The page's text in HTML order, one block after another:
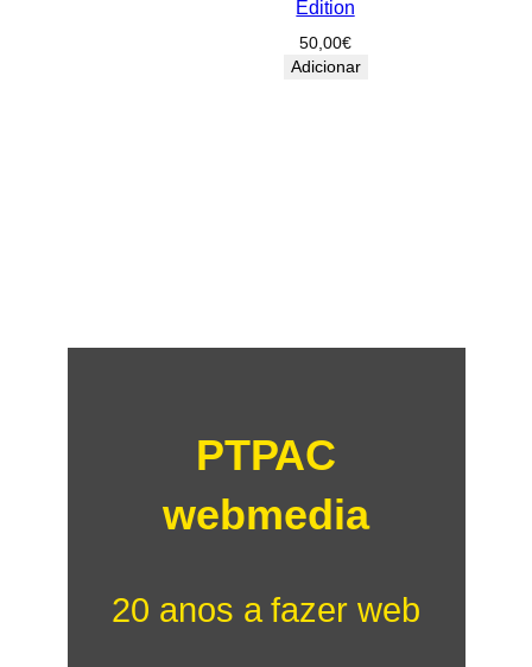
Edition
50,00€
Adicionar
PTPAC
webmedia
20 anos a fazer web